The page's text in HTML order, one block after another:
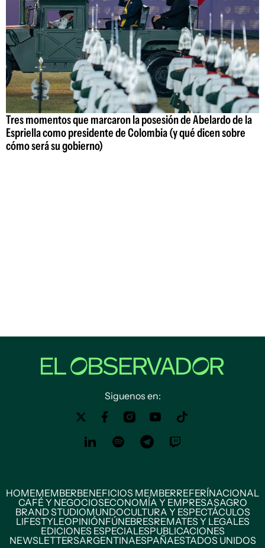
Tres momentos que marcaron la posesión de Abelardo de la
Espriella como presidente de Colombia (y qué dicen sobre
cómo será su gobierno)
Siguenos en:
HOMEMEMBERBENEFICIOS MEMBERREFERÍNACIONAL
CAFÉ Y NEGOCIOSECONOMÍA Y EMPRESASAGRO
BRAND STUDIOMUNDOCULTURA Y ESPECTÁCULOS
LIFESTYLEOPINIÓNFÚNEBRESREMATES Y LEGALES
EDICIONES ESPECIALESPUBLICACIONES
NEWSLETTERSARGENTINAESPAÑAESTADOS UNIDOS